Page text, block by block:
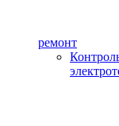
ремонт